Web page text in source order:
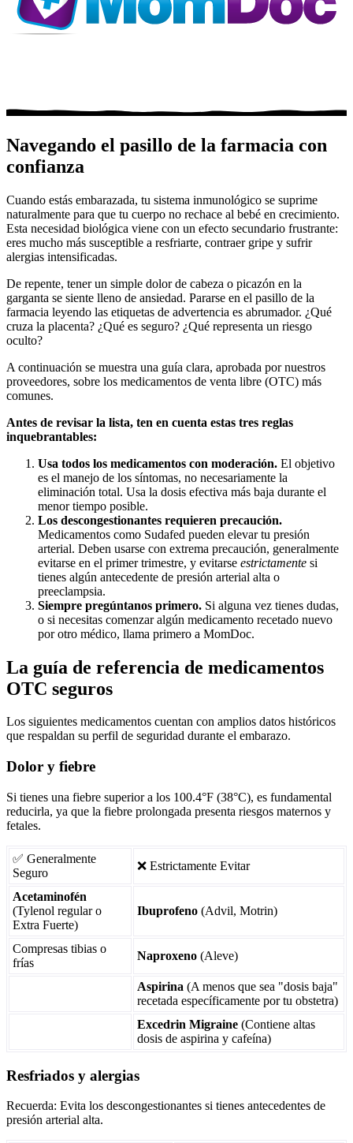
Navegando el pasillo de la farmacia con
confianza
Cuando estás embarazada, tu sistema inmunológico se suprime
naturalmente para que tu cuerpo no rechace al bebé en crecimiento.
Esta necesidad biológica viene con un efecto secundario frustrante:
eres mucho más susceptible a resfriarte, contraer gripe y sufrir
alergias intensificadas.
De repente, tener un simple dolor de cabeza o picazón en la
garganta se siente lleno de ansiedad. Pararse en el pasillo de la
farmacia leyendo las etiquetas de advertencia es abrumador. ¿Qué
cruza la placenta? ¿Qué es seguro? ¿Qué representa un riesgo
oculto?
A continuación se muestra una guía clara, aprobada por nuestros
proveedores, sobre los medicamentos de venta libre (OTC) más
comunes.
Antes de revisar la lista, ten en cuenta estas tres reglas
inquebrantables:
Usa todos los medicamentos con moderación. El objetivo
es el manejo de los síntomas, no necesariamente la
eliminación total. Usa la dosis efectiva más baja durante el
menor tiempo posible.
Los descongestionantes requieren precaución.
Medicamentos como Sudafed pueden elevar tu presión
arterial. Deben usarse con extrema precaución, generalmente
evitarse en el primer trimestre, y evitarse estrictamente si
tienes algún antecedente de presión arterial alta o
preeclampsia.
Siempre pregúntanos primero. Si alguna vez tienes dudas,
o si necesitas comenzar algún medicamento recetado nuevo
por otro médico, llama primero a MomDoc.
La guía de referencia de medicamentos
OTC seguros
Los siguientes medicamentos cuentan con amplios datos históricos
que respaldan su perfil de seguridad durante el embarazo.
Dolor y fiebre
Si tienes una fiebre superior a los 100.4°F (38°C), es fundamental
reducirla, ya que la fiebre prolongada presenta riesgos maternos y
fetales.
✅ Generalmente
Seguro
❌ Estrictamente Evitar
Acetaminofén
(Tylenol regular o
Extra Fuerte)
Ibuprofeno (Advil, Motrin)
Compresas tibias o
frías
Naproxeno (Aleve)
Aspirina (A menos que sea "dosis baja"
recetada específicamente por tu obstetra)
Excedrin Migraine (Contiene altas
dosis de aspirina y cafeína)
Resfriados y alergias
Recuerda: Evita los descongestionantes si tienes antecedentes de
presión arterial alta.